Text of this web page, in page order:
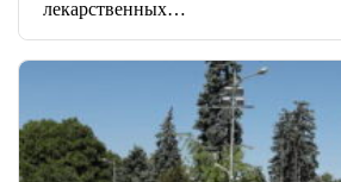
лекарственных…